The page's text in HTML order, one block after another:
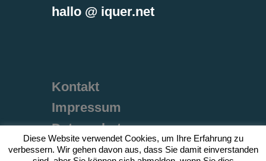
hallo @ iquer.net
Kontakt
Impressum
Datenschutz
Diese Website verwendet Cookies, um Ihre Erfahrung zu
verbessern. Wir gehen davon aus, dass Sie damit einverstanden